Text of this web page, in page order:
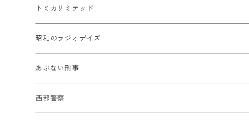
スズキ / SUZUKI
三菱 / MITSUBISHI
シボレー / Chevrolet
ビー・エム・ダブリュー / BMW
赤箱 - 絶版（廃盤）トミカ No.60-69
乗用車
商用車・公用車
TLV - No. LV-60-69
商用車・公用車
TLVN - No. LV-00-219
TLVN - No. LV-00-09
TLVN - No. LV-10-19
TLVN - 車種別
乗用車
商用車・公用車
トミカリミテッド
昭和のラジオデイズ
あぶない刑事
西部警察